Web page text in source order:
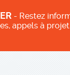
- Restez
appels à